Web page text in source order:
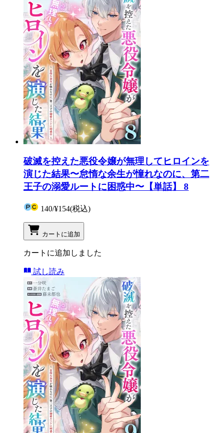
破滅を控えた悪役令嬢が無理してヒロインを
演じた結果〜怠惰な余生が憧れなのに、第二
王子の溺愛ルートに困惑中〜【単話】 8
140/¥154(税込)
カートに追加
カートに追加しました
試し読み